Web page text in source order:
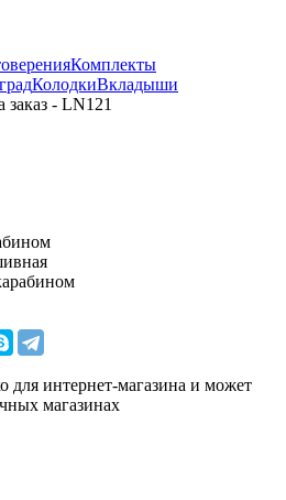
Комплекты
КолодкиВкладыши
- LN121
для интернет-магазина и может
магазинах